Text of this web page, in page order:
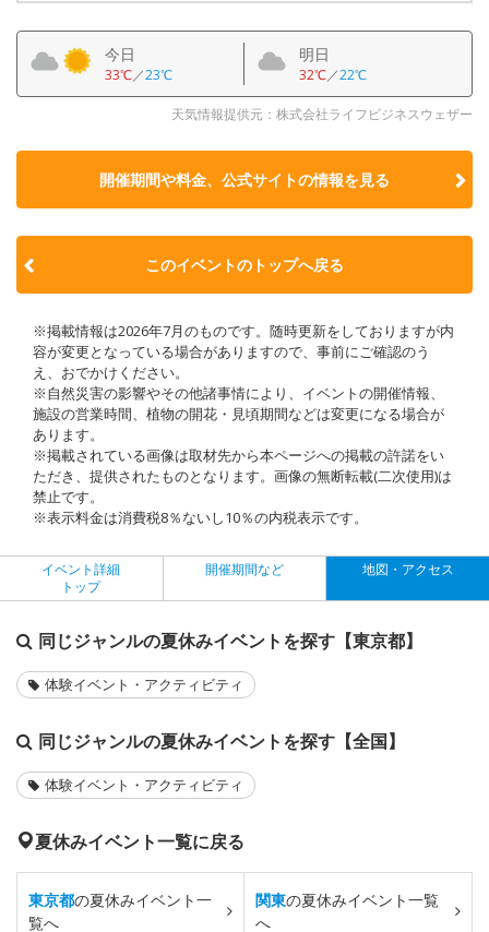
今日
33℃／23℃
明日
32℃／22℃
天気情報提供元：株式会社ライフビジネスウェザー
開催期間や料金、公式サイトの情報を見る
このイベントのトップへ戻る
※掲載情報は2026年7月のものです。随時更新をしておりますが内
容が変更となっている場合がありますので、事前にご確認のう
え、おでかけください。
※自然災害の影響やその他諸事情により、イベントの開催情報、
施設の営業時間、植物の開花・見頃期間などは変更になる場合が
あります。
※掲載されている画像は取材先から本ページへの掲載の許諾をい
ただき、提供されたものとなります。画像の無断転載(二次使用)は
禁止です。
※表示料金は消費税8％ないし10％の内税表示です。
イベント詳細
トップ
開催期間など 地図・アクセス
同じジャンルの夏休みイベントを探す【東京都】
体験イベント・アクティビティ
同じジャンルの夏休みイベントを探す【全国】
体験イベント・アクティビティ
夏休みイベント一覧に戻る
東京都の夏休みイベント一
覧へ
関東の夏休みイベント一覧
へ